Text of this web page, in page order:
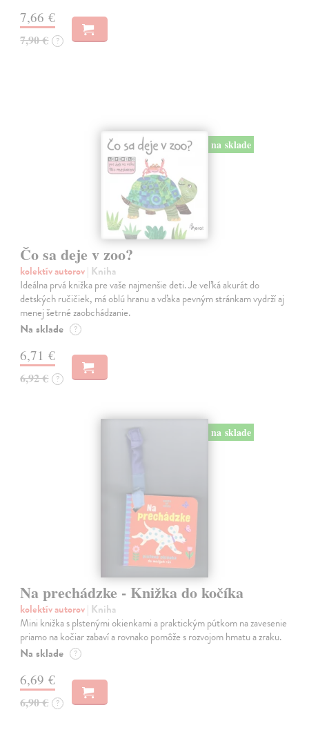
7,66 €
7,90 € ?
na sklade
Čo sa deje v zoo?
kolektív autorov| Kniha
Ideálna prvá knižka pre vaše najmenšie deti. Je veľká akurát do
detských ručičiek, má oblú hranu a vďaka pevným stránkam vydrží aj
menej šetrné zaobchádzanie.
Na sklade ?
6,71 €
6,92 € ?
na sklade
Na prechádzke - Knižka do kočíka
kolektív autorov| Kniha
Mini knižka s plstenými okienkami a praktickým pútkom na zavesenie
priamo na kočiar zabaví a rovnako pomôže s rozvojom hmatu a zraku.
Na sklade ?
6,69 €
6,90 € ?